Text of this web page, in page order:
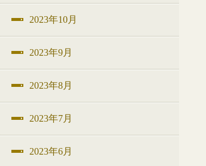
2023年10月
2023年9月
2023年8月
2023年7月
2023年6月